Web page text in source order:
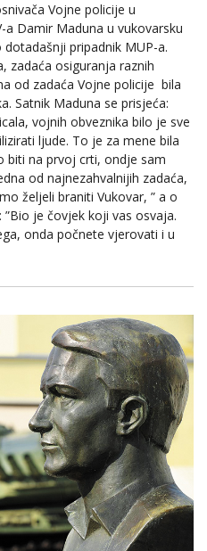
Vojne policije u
a Damir Maduna u vukovarsku
pripadnik MUP-a.
zadaća osiguranja raznih
od zadaća Vojne policije bila
Satnik Maduna se prisjeća:
vojnih obveznika bilo je sve
ljude. To je za mene bila
biti na prvoj crti, ondje sam
od najnezahvalnijih zadaća,
željeli braniti Vukovar, ” a o
je čovjek koji vas osvaja.
onda počnete vjerovati i u